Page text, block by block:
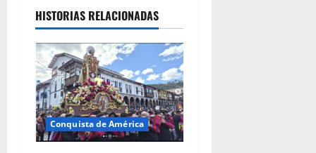
HISTORIAS RELACIONADAS
Conquista de América